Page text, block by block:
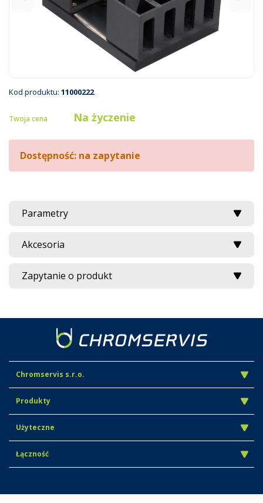
Kod produktu: 11000222
Twoja cena Na życzenie
Dostępność: na zapytanie
Parametry
Akcesoria
Zapytanie o produkt
Chromservis s.r.o.
Produkty
Użyteczne
Łączność